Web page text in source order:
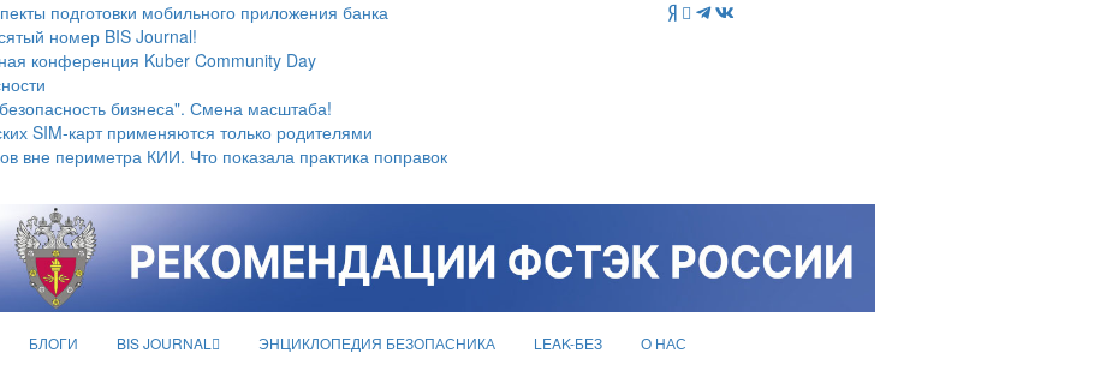
подготовки мобильного приложения банка
номер BIS Journal!
конференция Kuber Community Day
бизнеса". Смена масштаба!
SIM-карт применяются только родителями
вне периметра КИИ. Что показала практика поправок
БЛОГИ BIS JOURNAL ЭНЦИКЛОПЕДИЯ БЕЗОПАСНИКА LEAK-БЕЗ О НАС